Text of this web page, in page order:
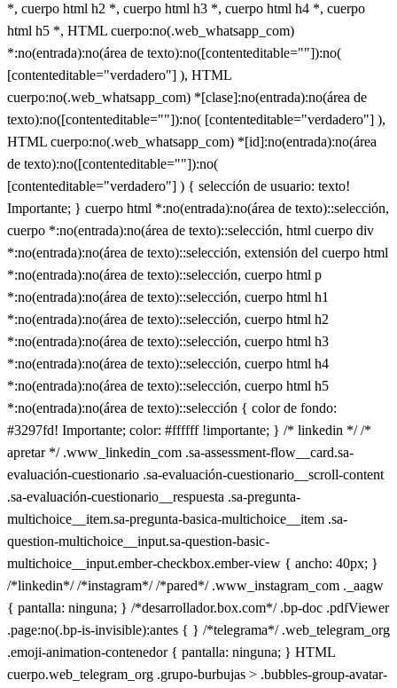
*, cuerpo html h2 *, cuerpo html h3 *, cuerpo html h4 *, cuerpo
html h5 *, HTML cuerpo:no(.web_whatsapp_com)
*:no(entrada):no(área de texto):no([contenteditable=""]):no(
[contenteditable="verdadero"] ), HTML
cuerpo:no(.web_whatsapp_com) *[clase]:no(entrada):no(área de
texto):no([contenteditable=""]):no( [contenteditable="verdadero"] ),
HTML cuerpo:no(.web_whatsapp_com) *[id]:no(entrada):no(área
de texto):no([contenteditable=""]):no(
[contenteditable="verdadero"] ) { selección de usuario: texto!
Importante; } cuerpo html *:no(entrada):no(área de texto)::selección,
cuerpo *:no(entrada):no(área de texto)::selección, html cuerpo div
*:no(entrada):no(área de texto)::selección, extensión del cuerpo html
*:no(entrada):no(área de texto)::selección, cuerpo html p
*:no(entrada):no(área de texto)::selección, cuerpo html h1
*:no(entrada):no(área de texto)::selección, cuerpo html h2
*:no(entrada):no(área de texto)::selección, cuerpo html h3
*:no(entrada):no(área de texto)::selección, cuerpo html h4
*:no(entrada):no(área de texto)::selección, cuerpo html h5
*:no(entrada):no(área de texto)::selección { color de fondo:
#3297fd! Importante; color: #ffffff !importante; } /* linkedin */ /*
apretar */ .www_linkedin_com .sa-assessment-flow__card.sa-
evaluación-cuestionario .sa-evaluación-cuestionario__scroll-content
.sa-evaluación-cuestionario__respuesta .sa-pregunta-
multichoice__item.sa-pregunta-basica-multichoice__item .sa-
question-multichoice__input.sa-question-basic-
multichoice__input.ember-checkbox.ember-view { ancho: 40px; }
/*linkedin*/ /*instagram*/ /*pared*/ .www_instagram_com ._aagw
{ pantalla: ninguna; } /*desarrollador.box.com*/ .bp-doc .pdfViewer
.page:no(.bp-is-invisible):antes { } /*telegrama*/ .web_telegram_org
.emoji-animation-contenedor { pantalla: ninguna; } HTML
cuerpo.web_telegram_org .grupo-burbujas > .bubbles-group-avatar-